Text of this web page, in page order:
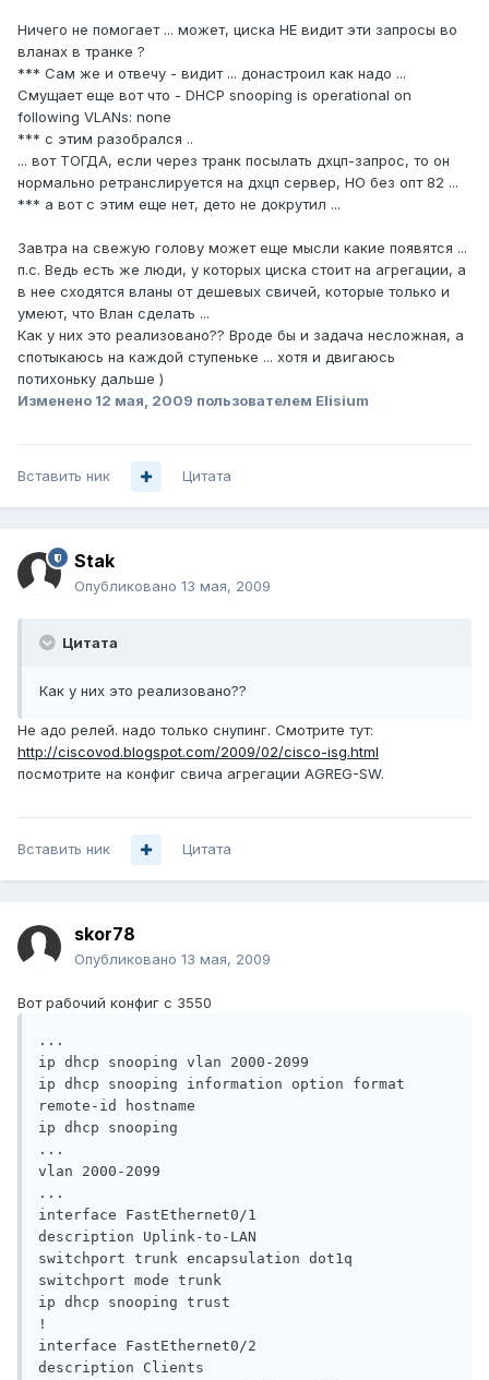
Ничего не помогает ... может, циска НЕ видит эти запросы во
вланах в транке ?
*** Сам же и отвечу - видит ... донастроил как надо ...
Смущает еще вот что - DHCP snooping is operational on
following VLANs: none
*** с этим разобрался ..
... вот ТОГДА, если через транк посылать дхцп-запрос, то он
нормально ретранслируется на дхцп сервер, НО без опт 82 ...
*** а вот с этим еще нет, дето не докрутил ...
Завтра на свежую голову может еще мысли какие появятся ...
п.с. Ведь есть же люди, у которых циска стоит на агрегации, а
в нее сходятся вланы от дешевых свичей, которые только и
умеют, что Влан сделать ...
Как у них это реализовано?? Вроде бы и задача несложная, а
спотыкаюсь на каждой ступеньке ... хотя и двигаюсь
потихоньку дальше )
Изменено 12 мая, 2009 пользователем Elisium
Вставить ник Цитата
Stak
Опубликовано 13 мая, 2009
Цитата
Как у них это реализовано??
Не адо релей. надо только снупинг. Смотрите тут:
http://ciscovod.blogspot.com/2009/02/cisco-isg.html
посмотрите на конфиг свича агрегации AGREG-SW.
Вставить ник Цитата
skor78
Опубликовано 13 мая, 2009
Вот рабочий конфиг с 3550
...
ip dhcp snooping vlan 2000-2099
ip dhcp snooping information option format
remote-id hostname
ip dhcp snooping
...
vlan 2000-2099
...
interface FastEthernet0/1
description Uplink-to-LAN
switchport trunk encapsulation dot1q
switchport mode trunk
ip dhcp snooping trust
!
interface FastEthernet0/2
description Clients